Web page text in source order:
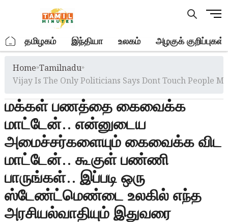
M
u
t
o
. தமிழகம் இந்தியா உலகம் அழகுக் குறிப்புகள்
Home»Tamilnadu»
Vijay Is The Only Politicians Says Dont Touch People
மக்கள் பணத்தை கைவைக்க
மாட்டேன்.. என்னுடைய
அமைச்சர்களையும் கைவைக்க விட
மாட்டேன்.. கூகுள் பண்ணி
பாருங்கள்.. இப்படி ஒரு
ஸ்டேண்ட்மெண்டை உலகில் எந்த
அரசியல்வாதியும் இதுவரை